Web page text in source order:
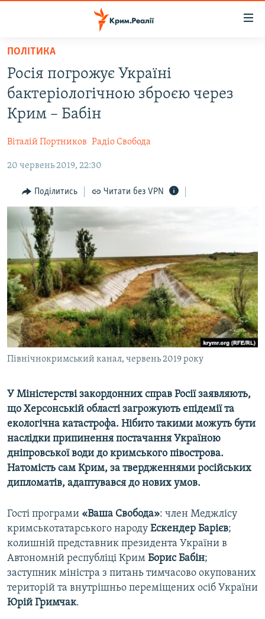
Перейти
основного
матеріалу
Перейти
до
основної
Перейти
пошуку
ВОДА.КРИМ
ВІДЕО ТА ФОТО
БЛОГИ
ПОГЛЯД
ІНТЕРВ'Ю
ВСЕ ЗА ДЕНЬ
СПЕЦПРОЕКТИ
ДЕПОРТАЦІЯ
ВІДЕОУРОКИ «ELIFBE»
СВІДЧЕННЯ ОКУПАЦІЇ
УКРАЇНСЬКА ПРОБЛЕМА КРИМУ
ІНФОГРАФІКА
ЯК ОБІЙТИ БЛОКУВАННЯ
Русский
Qırımtatar
ДОЛУЧАЙСЯ!
Усі сайти RFE/RL
ПОЛІТИКА
Росія погрожує Україні
бактеріологічною зброєю через
Крим – Бабін
Віталій Портников Радіо Свобода
20 червень 2019, 22:30
Поділитись Читати без VPN
Північнокримський канал, червень 2019 року
У Міністерстві закордонних справ Росії заявляють,
що Херсонській області загрожують епідемії та
екологічна катастрофа. Нібито такими можуть бути
наслідки припинення постачання Україною
дніпровської води до кримського півострова.
Натомість сам Крим, за твердженнями російських
дипломатів, адаптувався до нових умов.
Гості програми «Ваша Свобода»: член Меджлісу
кримськотатарського народу Ескендер Барієв;
колишній представник президента України в
Автономній республіці Крим Борис Бабін;
заступник міністра з питань тимчасово окупованих
територій та внутрішньо переміщених осіб України
Юрій Гримчак.